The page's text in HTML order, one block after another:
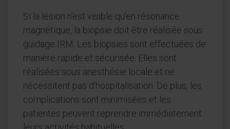
Si la lésion n’est visible qu’en résonance
magnétique, la biopsie doit être réalisée sous
guidage IRM. Les biopsies sont effectuées de
manière rapide et sécurisée. Elles sont
réalisées sous anesthésie locale et ne
nécessitent pas d’hospitalisation. De plus, les
complications sont minimisées et les
patientes peuvent reprendre immédiatement